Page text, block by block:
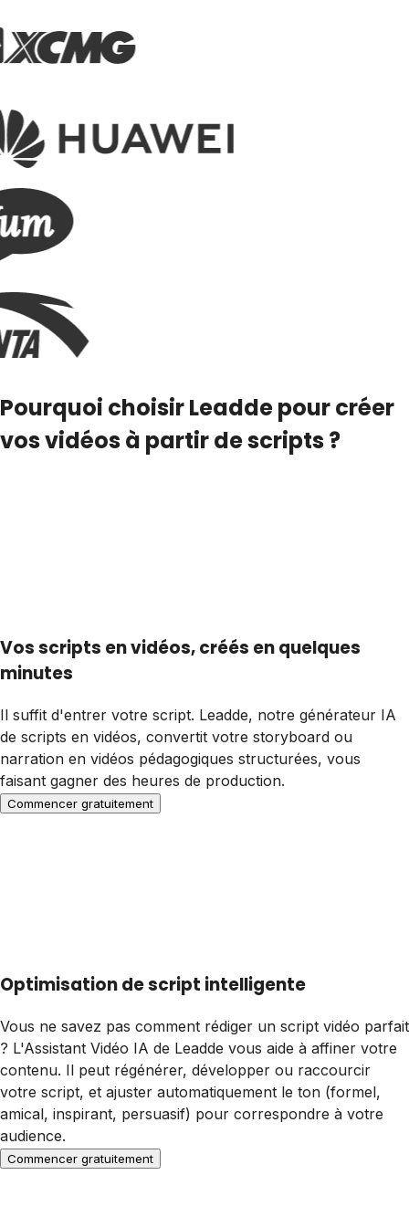
Pourquoi choisir Leadde pour créer
vos vidéos à partir de scripts ?
Vos scripts en vidéos, créés en quelques
minutes
Il suffit d'entrer votre script. Leadde, notre générateur IA
de scripts en vidéos, convertit votre storyboard ou
narration en vidéos pédagogiques structurées, vous
faisant gagner des heures de production.
Commencer gratuitement
Optimisation de script intelligente
Vous ne savez pas comment rédiger un script vidéo parfait
? L'Assistant Vidéo IA de Leadde vous aide à affiner votre
contenu. Il peut régénérer, développer ou raccourcir
votre script, et ajuster automatiquement le ton (formel,
amical, inspirant, persuasif) pour correspondre à votre
audience.
Commencer gratuitement